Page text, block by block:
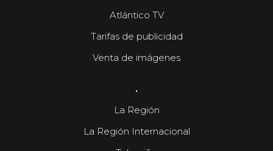
Atlántico TV
Tarifas de publicidad
Venta de imágenes
.
La Región
La Región Internacional